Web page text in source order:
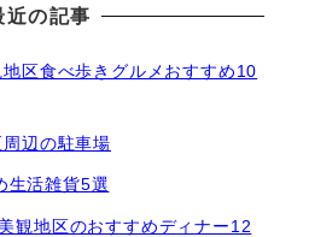
近の記事
区食べ歩きグルメおすすめ10
辺の駐車場
生活雑貨5選
観地区のおすすめディナー12